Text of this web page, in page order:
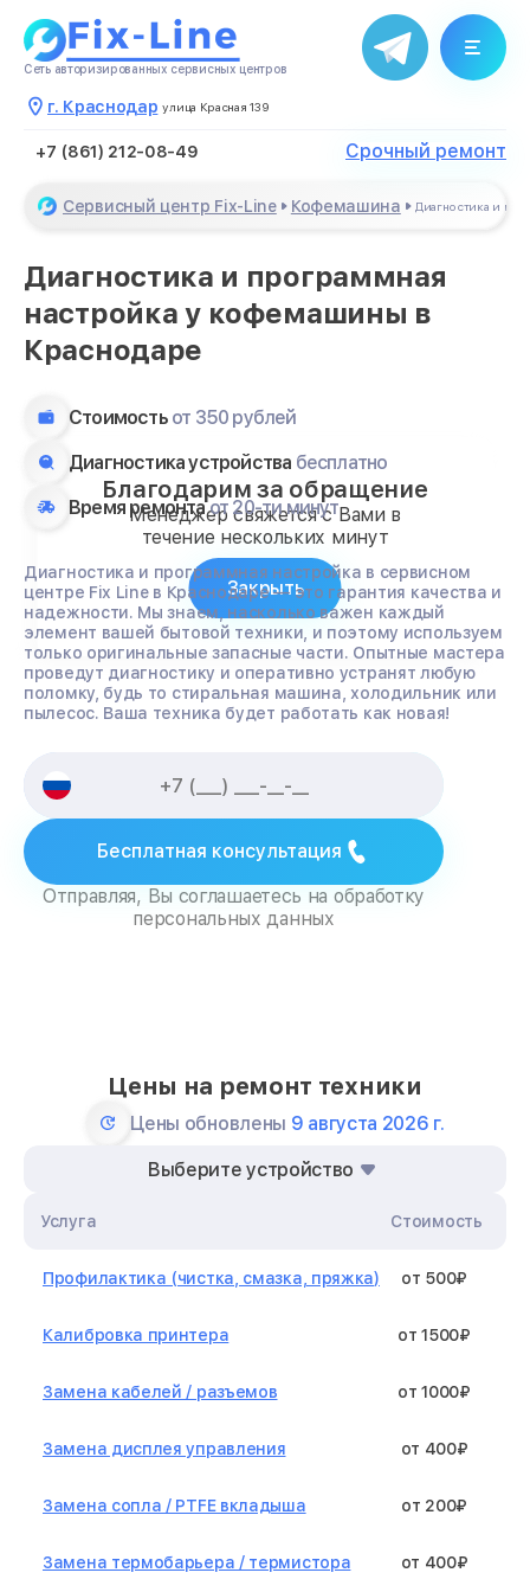
Сеть авторизированных сервисных центров
г. Краснодар улица Красная 139
+7 (861) 212-08-49 Срочный ремонт
Сервисный центр Fix-Line Кофемашина Диагностика и
Диагностика и программная
настройка у кофемашины в
Краснодаре
Стоимость от 350 рублей
Диагностика устройства бесплатно
Время ремонтаот 20-ти минут
Диагностика и программная настройка в сервисном
центре Fix Line в Краснодаре — это гарантия качества и
надежности. Мы знаем, насколько важен каждый
элемент вашей бытовой техники, и поэтому используем
только оригинальные запасные части. Опытные мастера
проведут диагностику и оперативно устранят любую
поломку, будь то стиральная машина, холодильник или
пылесос. Ваша техника будет работать как новая!
Бесплатная консультация
Отправляя, Вы соглашаетесь на обработку
персональных данных
Цены на ремонт техники
Цены обновлены 9 августа 2026 г.
Выберите устройство
Услуга Стоимость
Профилактика (чистка, смазка, пряжка) от 500₽
Калибровка принтера от 1500₽
Замена кабелей / разъемов от 1000₽
Замена дисплея управления от 400₽
Замена сопла / PTFE вкладыша от 200₽
Замена термобарьера / термистора от 400₽
Благодарим за обращение
Менеджер свяжется с Вами в
течение нескольких минут
Закрыть